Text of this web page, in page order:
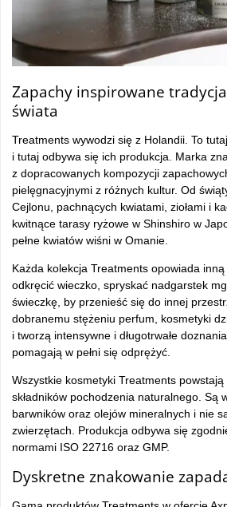
Zapachy inspirowane
świata
Treatments wywodzi się z Holandii. To
i tutaj odbywa się ich produkcja. Marka
z dopracowanych kompozycji
pielęgnacyjnymi z różnych kultur. Od
Cejlonu, pachnących kwiatami, ziołami i
kwitnące tarasy ryżowe w Shinshiro w
pełne kwiatów wiśni w Omanie.
Każda kolekcja Treatments opowiada
odkręcić wieczko, spryskać nadgarstek
świeczkę, by przenieść się do innej
dobranemu stężeniu perfum, kosmetyki
i tworzą intensywne i długotrwałe
pomagają w pełni się odprężyć.
Wszystkie kosmetyki Treatments
składników pochodzenia naturalnego. Są
barwników oraz olejów mineralnych i nie
zwierzętach. Produkcja odbywa się
normami ISO 22716 oraz GMP.
Dyskretne znakowanie